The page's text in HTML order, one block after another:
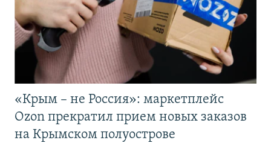
«Крым – не Россия»: маркетплейс
Ozon прекратил прием новых заказов
на Крымском полуострове